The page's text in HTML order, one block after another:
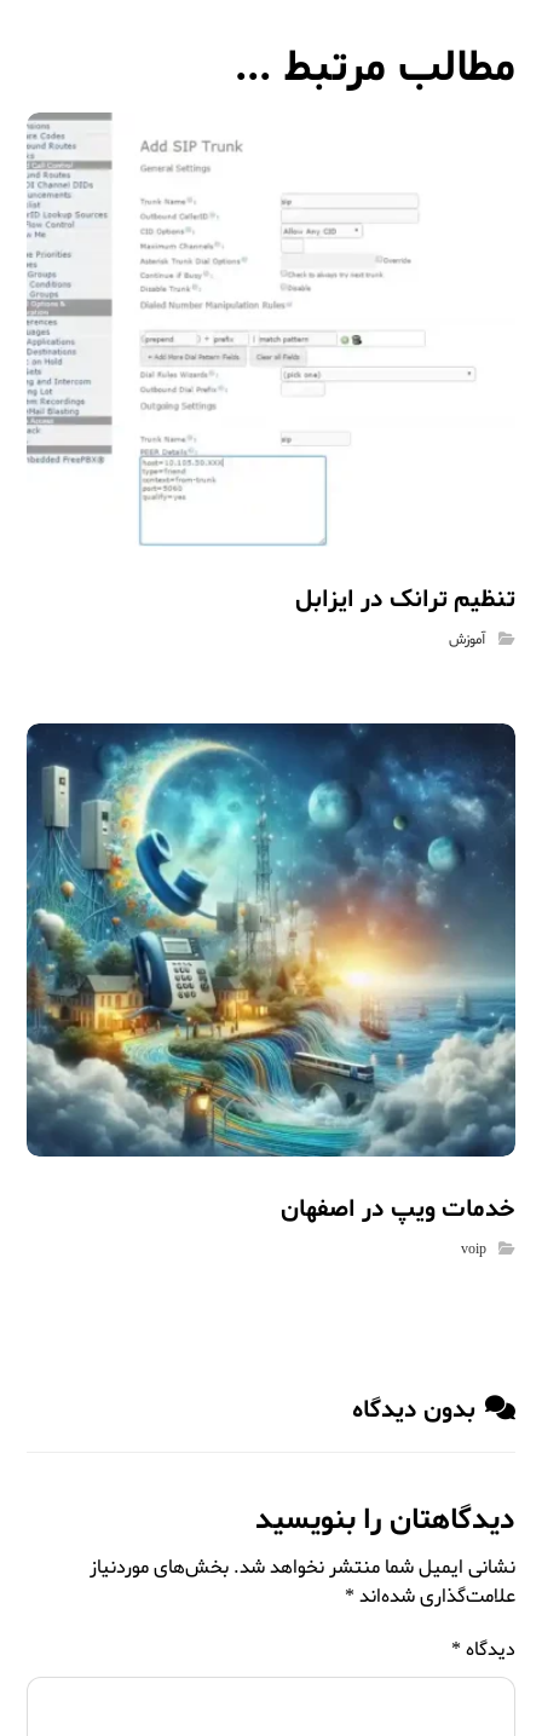
مطالب مرتبط ...
تنظیم ترانک در ایزابل
آموزش
خدمات ویپ در اصفهان
voip
بدون دیدگاه
دیدگاهتان را بنویسید
نشانی ایمیل شما منتشر نخواهد شد. بخش‌های موردنیاز
علامت‌گذاری شده‌اند *
دیدگاه *